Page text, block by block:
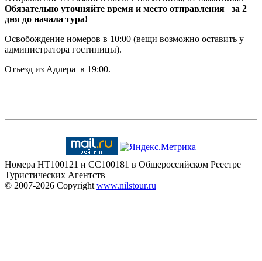
Обязательно уточняйте время и место отправления за 2
дня до начала тура!
Освобождение номеров в 10:00 (вещи возможно оставить у
администратора гостиницы).
Отъезд из Адлера в 19:00.
Номера HT100121 и CC100181 в Общероссийском Реестре
Туристических Агентств
© 2007-2026 Copyright www.nilstour.ru